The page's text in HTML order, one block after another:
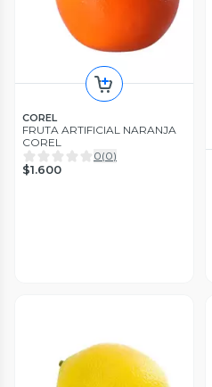
COREL
FRUTA ARTIFICIAL NARANJA
COREL
0(0)
$1.600